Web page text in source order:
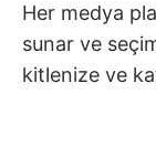
Her medya
sunar ve
kitlenize ve